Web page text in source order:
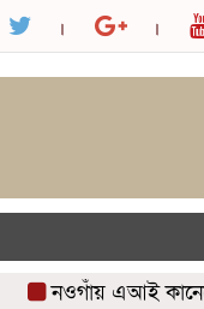
নওগাঁয় এআই